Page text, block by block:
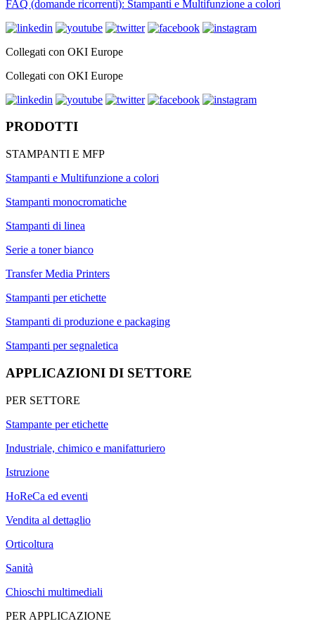
FAQ (domande ricorrenti): Stampanti e Multifunzione a colori
Collegati con OKI Europe
Collegati con OKI Europe
PRODOTTI
STAMPANTI E MFP
Stampanti e Multifunzione a colori
Stampanti monocromatiche
Stampanti di linea
Serie a toner bianco
Transfer Media Printers
Stampanti per etichette
Stampanti di produzione e packaging
Stampanti per segnaletica
APPLICAZIONI DI SETTORE
PER SETTORE
Stampante per etichette
Industriale, chimico e manifatturiero
Istruzione
HoReCa ed eventi
Vendita al dettaglio
Orticoltura
Sanità
Chioschi multimediali
PER APPLICAZIONE